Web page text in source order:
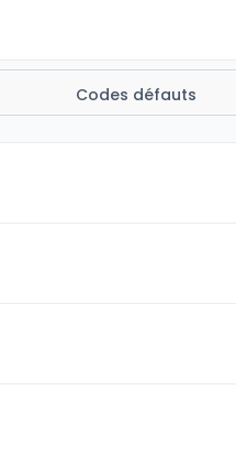
Codes défauts